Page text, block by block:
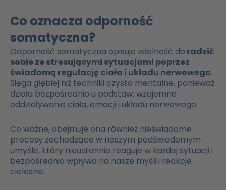
Co oznacza odporność
somatyczna?
Odporność somatyczna opisuje zdolność do radzić
sobie ze stresującymi sytuacjami poprzez
świadomą regulację ciała i układu nerwowego.
Sięga głębiej niż techniki czysto mentalne, ponieważ
działa bezpośrednio u podstaw: wzajemne
oddziaływanie ciała, emocji i układu nerwowego.
Co ważne, obejmuje ona również nieświadome
procesy zachodzące w naszym podświadomym
umyśle, który nieustannie reaguje w każdej sytuacji i
bezpośrednio wpływa na nasze myśli i reakcje
cielesne.